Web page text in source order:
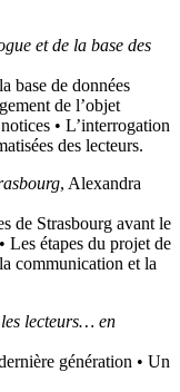
et de la base des
base de données
de l’objet
• L’interrogation
des lecteurs.
, Alexandra
de Strasbourg avant le
Les étapes du projet de
communication et la
les lecteurs… en
génération • Un